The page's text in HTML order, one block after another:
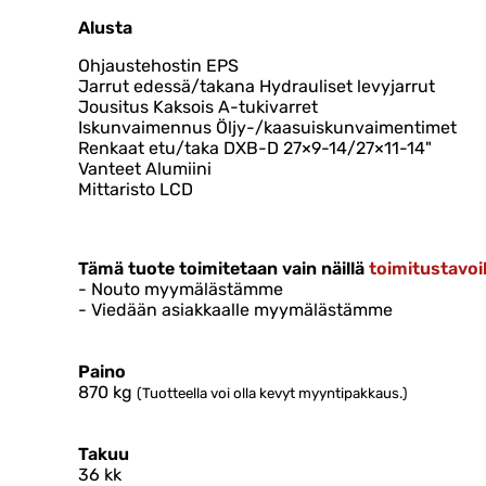
Alusta
Ohjaustehostin EPS
Jarrut edessä/takana Hydrauliset levyjarrut
Jousitus Kaksois A-tukivarret
Iskunvaimennus Öljy-/kaasuiskunvaimentimet
Renkaat etu/taka DXB-D 27×9-14/27×11-14"
Vanteet Alumiini
Mittaristo LCD
Tämä tuote toimitetaan vain näillä
- Nouto myymälästämme
- Viedään asiakkaalle myymälästämme
Paino
870 kg (Tuotteella voi olla kevyt myyntipakkaus.)
Takuu
36 kk